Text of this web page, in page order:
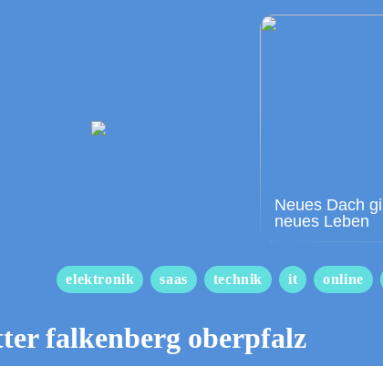
Neues Dach
neues Leben
elektronik saas technik it online
falkenberg oberpfalz